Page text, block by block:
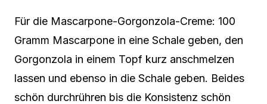
Für die Mascarpone-Gorgonzola-Creme: 100
Gramm Mascarpone in eine Schale geben, den
Gorgonzola in einem Topf kurz anschmelzen
lassen und ebenso in die Schale geben. Beides
schön durchrühren bis die Konsistenz schön